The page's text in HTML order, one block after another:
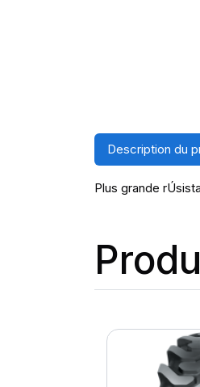
Description du
Plus grande